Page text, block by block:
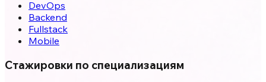
DevOps
Backend
Fullstack
Mobile
Стажировки по специализациям